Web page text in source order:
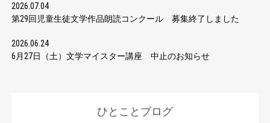
2026.07.04
第29回児童生徒文学作品朗読コンクール 募集終了しました
2026.06.24
6月27日（土）文学マイスター講座 中止のお知らせ
ひとことブログ